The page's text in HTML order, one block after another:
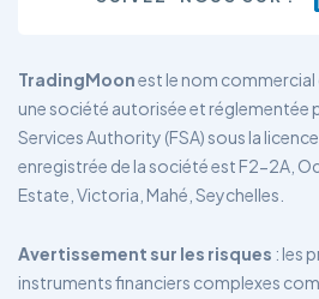
TradingMoonest le nom commercial
une société autorisée et réglementée
Services Authority (FSA) sous la
enregistrée de la société est F2-2A,
Estate, Victoria, Mahé, Seychelles.
Avertissement sur les risques : les
instruments financiers complexes